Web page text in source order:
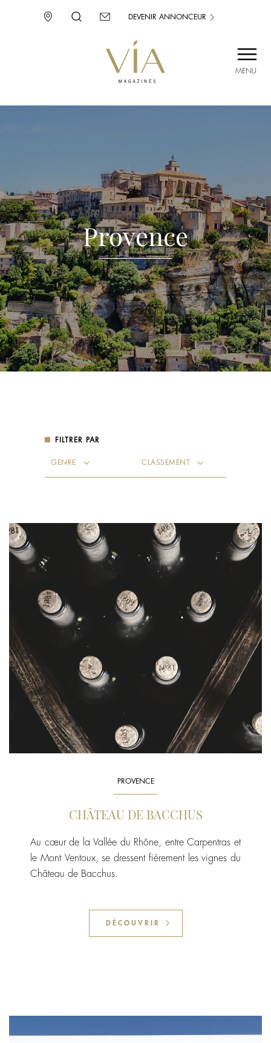
MENU
DEVENIR ANNONCEUR
Provence
FILTRER PAR
Genre
GENRE Classement
CLASSEMENT
PROVENCE
CHÂTEAU DE BACCHUS
Au cœur de la Vallée du Rhône, entre Carpentras et
le Mont Ventoux, se dressent fièrement les vignes du
Château de Bacchus.
DÉCOUVRIR